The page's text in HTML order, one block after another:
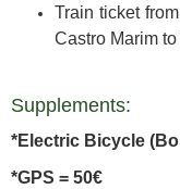
Train ticket
Castro Marim
Supplements:
*Electric Bicycle
*GPS = 50€